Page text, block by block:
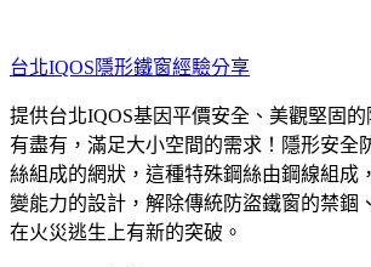
至
主
要
內
容
台北IQOS隱形鐵窗經驗分享
提供台北IQOS基因平價安全、美觀堅固
有盡有，滿足大小空間的需求！隱形安全
絲組成的網狀，這種特殊鋼絲由鋼線組成
變能力的設計，解除傳統防盜鐵窗的禁錮
在火災逃生上有新的突破。